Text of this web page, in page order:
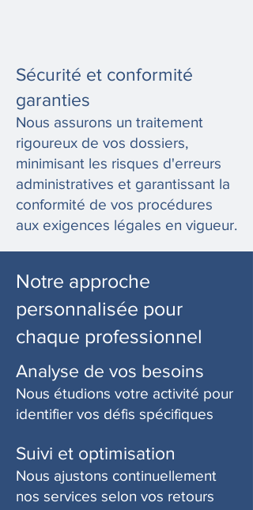
Sécurité et conformité
garanties
Nous assurons un traitement
rigoureux de vos dossiers,
minimisant les risques d'erreurs
administratives et garantissant la
conformité de vos procédures
aux exigences légales en vigueur.
Notre approche
personnalisée pour
chaque professionnel
Analyse de vos besoins
Nous étudions votre activité pour
identifier vos défis spécifiques
Suivi et optimisation
Nous ajustons continuellement
nos services selon vos retours